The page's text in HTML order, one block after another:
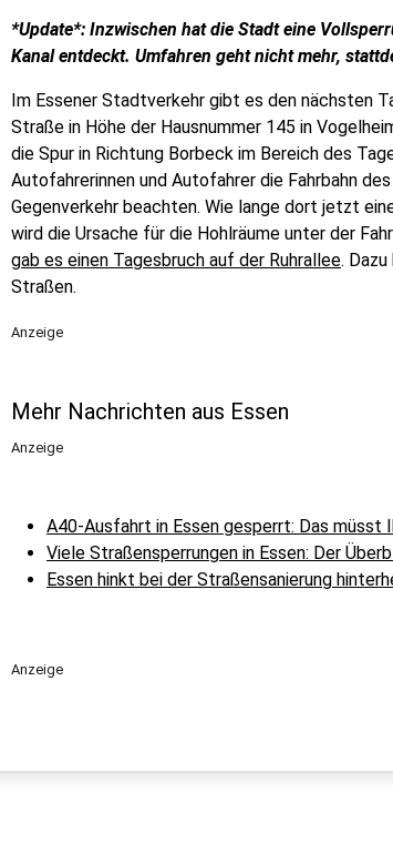
*Update*: Inzwischen hat die Stadt eine
Kanal entdeckt. Umfahren geht nicht mehr,
Im Essener Stadtverkehr gibt es den nächsten
Straße in Höhe der Hausnummer 145 in
die Spur in Richtung Borbeck im Bereich des
Autofahrerinnen und Autofahrer die Fahrbahn
Gegenverkehr beachten. Wie lange dort jetzt
wird die Ursache für die Hohlräume unter der
gab es einen Tagesbruch auf der Ruhrallee.
Straßen.
Anzeige
Mehr Nachrichten aus Essen
Anzeige
A40-Ausfahrt in Essen gesperrt: Das müsst
Viele Straßensperrungen in Essen: Der
Essen hinkt bei der Straßensanierung
Anzeige